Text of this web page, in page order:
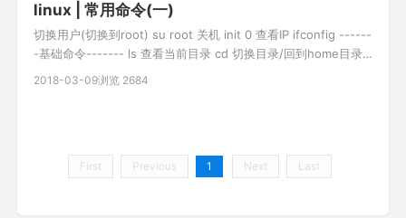
linux | 常用命令(一)
切换用户(切换到root) su root 关机 init 0 查看IP ifconfig ------
-基础命令------- ls 查看当前目录 cd 切换目录/回到home目录
cd - 切换最近使用的两次目录 pwd 查看当前路径 ctrl+c 强制中
2018-03-09浏览 2684
First Previous 1 Next Last